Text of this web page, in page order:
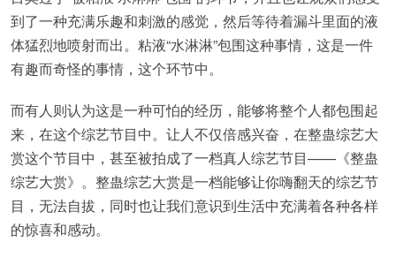
到了一种充满乐趣和刺激的感觉，然后等待着漏斗里面的液
体猛烈地喷射而出。粘液“水淋淋”包围这种事情，这是一件
有趣而奇怪的事情，这个环节中。
而有人则认为这是一种可怕的经历，能够将整个人都包围起
来，在这个综艺节目中。让人不仅倍感兴奋，在整蛊综艺大
赏这个节目中，甚至被拍成了一档真人综艺节目——《整蛊
综艺大赏》。整蛊综艺大赏是一档能够让你嗨翻天的综艺节
目，无法自拔，同时也让我们意识到生活中充满着各种各样
的惊喜和感动。